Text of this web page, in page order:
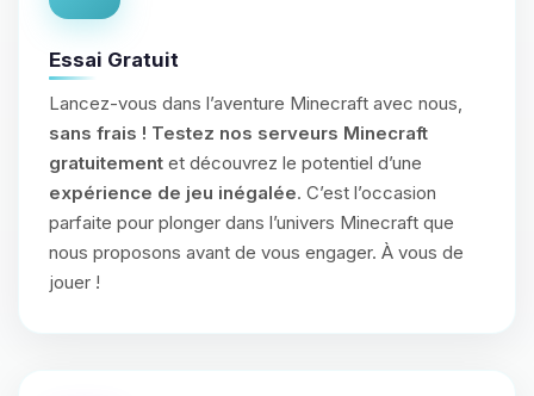
Essai Gratuit
Lancez-vous dans l’aventure Minecraft avec nous,
sans frais ! Testez nos serveurs Minecraft
gratuitement et découvrez le potentiel d’une
expérience de jeu inégalée. C’est l’occasion
parfaite pour plonger dans l’univers Minecraft que
nous proposons avant de vous engager. À vous de
jouer !